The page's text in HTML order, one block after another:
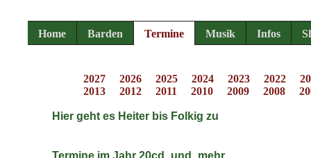
Home Barden Termine Musik Infos
2027 2026 2025 2024 2023 2022
2013
2012 2011 2010 2009 2008
Hier geht es Heiter bis Folkig zu